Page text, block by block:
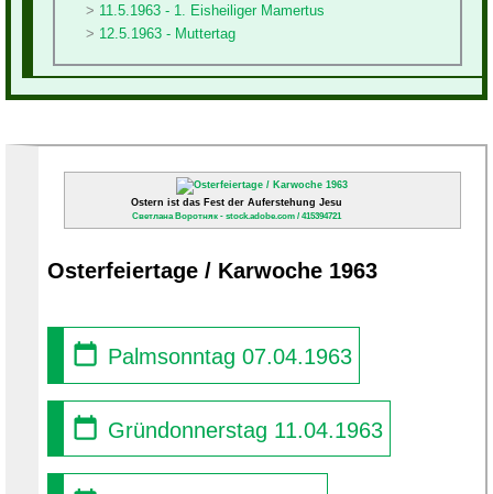
11.5.1963 - 1. Eisheiliger Mamertus
12.5.1963 - Muttertag
Ostern ist das Fest der Auferstehung Jesu
Светлана Воротняк - stock.adobe.com / 415394721
Osterfeiertage / Karwoche 1963
Palmsonntag 07.04.1963
Gründonnerstag 11.04.1963